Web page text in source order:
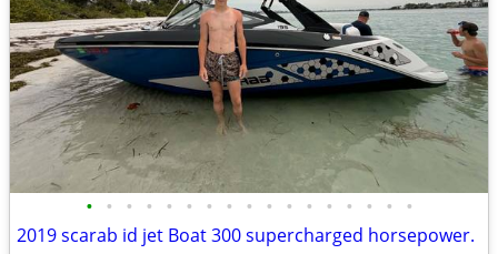
• • • • • • • • • • • • • • • • •
2019 scarab id jet Boat 300 supercharged horsepower.